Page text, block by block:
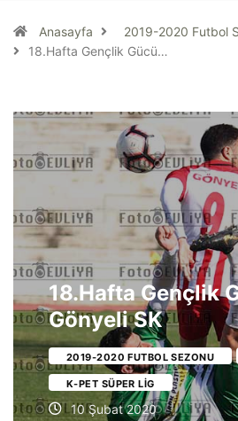
Anasayfa
2019-2020 Futbol
18.Hafta Gençlik Gücü…
18.Hafta Gençlik
Gönyeli SK
2019-2020 FUTBOL SEZONU
K-PET SÜPER LIG
10 Şubat 2020